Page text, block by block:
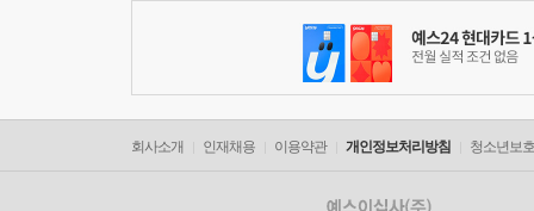
회사소개 인재채용 이용약관 개인정보처리방침 청소년보